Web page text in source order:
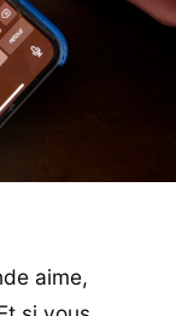
aime,